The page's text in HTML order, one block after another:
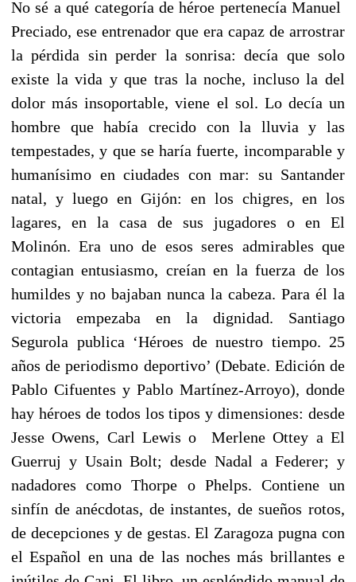
No sé a qué categoría de héroe pertenecía Manuel
Preciado, ese entrenador que era capaz de arrostrar
la pérdida sin perder la sonrisa: decía que solo
existe la vida y que tras la noche, incluso la del
dolor más insoportable, viene el sol. Lo decía un
hombre que había crecido con la lluvia y las
tempestades, y que se haría fuerte, incomparable y
humanísimo en ciudades con mar: su Santander
natal, y luego en Gijón: en los chigres, en los
lagares, en la casa de sus jugadores o en El
Molinón. Era uno de esos seres admirables que
contagian entusiasmo, creían en la fuerza de los
humildes y no bajaban nunca la cabeza. Para él la
victoria empezaba en la dignidad. Santiago
Segurola publica ‘Héroes de nuestro tiempo. 25
años de periodismo deportivo’ (Debate. Edición de
Pablo Cifuentes y Pablo Martínez-Arroyo), donde
hay héroes de todos los tipos y dimensiones: desde
Jesse Owens, Carl Lewis o Merlene Ottey a El
Guerruj y Usain Bolt; desde Nadal a Federer; y
nadadores como Thorpe o Phelps. Contiene un
sinfín de anécdotas, de instantes, de sueños rotos,
de decepciones y de gestas. El Zaragoza pugna con
el Español en una de las noches más brillantes e